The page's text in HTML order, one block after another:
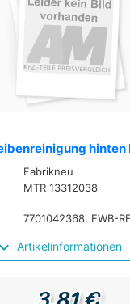
hinten
Fabrikneu
MTR 13312038
7701042368, EWB-
Artikelinformationen